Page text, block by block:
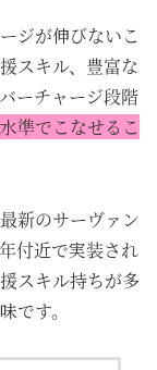
ジが伸びないこ
スキル、豊富な
ーチャージ段階
準でこなせるこ
新のサーヴァン
付近で実装され
スキル持ちが多
です。